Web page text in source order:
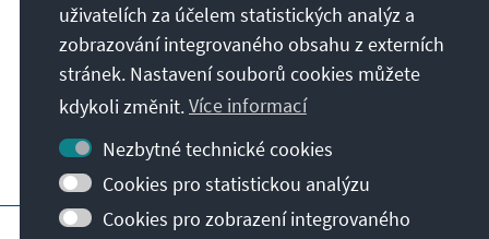
Adresa
Kontakt
Navštivte také
Hlavní stránka KAS Otisk
uživatelích za účelem statistických analýz a
zobrazování integrovaného obsahu z externích
stránek. Nastavení souborů cookies můžete
kdykoli změnit.Více informací
Nezbytné technické cookies
Cookies pro statistickou analýzu
Cookies pro zobrazení integrovaného